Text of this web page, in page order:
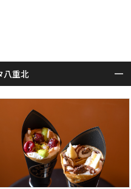
八重北